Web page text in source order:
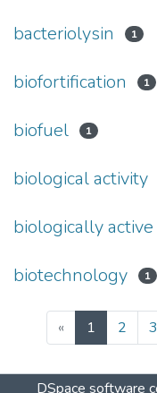
bacteriolysin 1
biofortification 1
biofuel 1
biological activity
biologically
biotechnology 1
« 1(current)
2 3
DSpace software